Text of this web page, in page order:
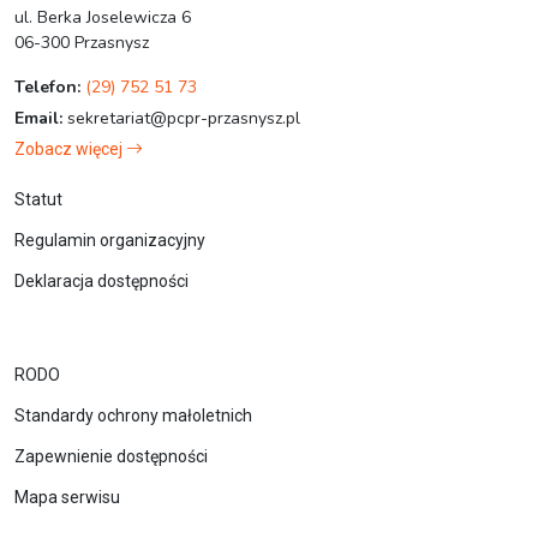
ul. Berka Joselewicza 6
06-300 Przasnysz
Telefon: (29) 752 51 73
Email: sekretariat@pcpr-przasnysz.pl
Zobacz więcej
Statut
Regulamin organizacyjny
Deklaracja dostępności
RODO
Standardy ochrony małoletnich
Zapewnienie dostępności
Mapa serwisu